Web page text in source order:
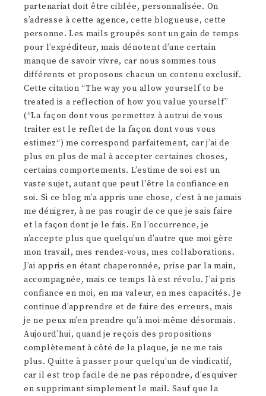
partenariat doit être ciblée, personnalisée. On
s’adresse à cette agence, cette blogueuse, cette
personne. Les mails groupés sont un gain de temps
pour l’expéditeur, mais dénotent d’une certain
manque de savoir vivre, car nous sommes tous
différents et proposons chacun un contenu exclusif.
Cette citation “The way you allow yourself to be
treated is a reflection of how you value yourself”
(“La façon dont vous permettez à autrui de vous
traiter est le reflet de la façon dont vous vous
estimez“) me correspond parfaitement, car j’ai de
plus en plus de mal à accepter certaines choses,
certains comportements. L’estime de soi est un
vaste sujet, autant que peut l’être la confiance en
soi. Si ce blog m’a appris une chose, c’est à ne jamais
me dénigrer, à ne pas rougir de ce que je sais faire
et la façon dont je le fais. En l’occurrence, je
n’accepte plus que quelqu’un d’autre que moi gère
mon travail, mes rendez-vous, mes collaborations.
J’ai appris en étant chaperonnée, prise par la main,
accompagnée, mais ce temps là est révolu. J’ai pris
confiance en moi, en ma valeur, en mes capacités. Je
continue d’apprendre et de faire des erreurs, mais
je ne peux m’en prendre qu’à moi-même désormais.
Aujourd’hui, quand je reçois des propositions
complètement à côté de la plaque, je ne me tais
plus. Quitte à passer pour quelqu’un de vindicatif,
car il est trop facile de ne pas répondre, d’esquiver
en supprimant simplement le mail. Sauf que la